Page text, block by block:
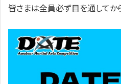
皆さまは全員必ず目を通してか